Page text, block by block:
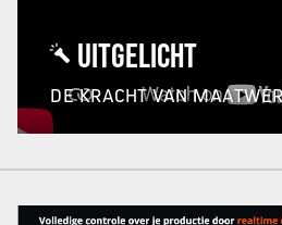
UITGELICHT
DE KRACHT VAN